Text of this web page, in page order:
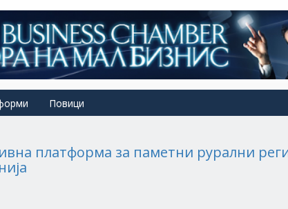
Повици
платформа за паметни рурални